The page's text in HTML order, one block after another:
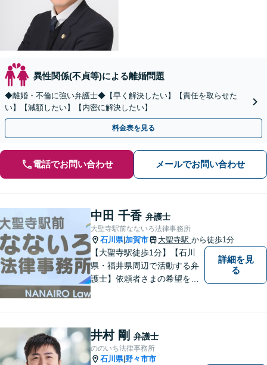
異性関係(不貞等)による離婚問題
◆離婚・不倫に強い弁護士◆【早く解決したい】【責任を取らせた
い】【減額したい】【内密に解決したい】
料金表を見る
電話でお問い合わせ メールでお問い合わせ
中田 千香 弁護士
大聖寺駅前なないろ法律事務所
石川県|加賀市 大聖寺駅 から徒歩1分
【大聖寺駅徒歩1分】【石川
県・福井県周辺で活動する弁
護士】依頼者さまの希望を尊
軽にご相談ください。土日祝
も対応可能です。【法テラス
可】
詳細を見
る
井村 剛 弁護士
ののいち法律事務所
石川県| 野々市市